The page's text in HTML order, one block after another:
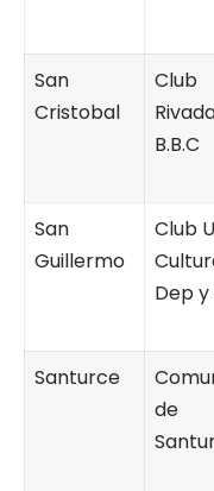
San
Cristobal
Club
B.B.C
San
Guillermo
Club
Dep y
Santurce
de